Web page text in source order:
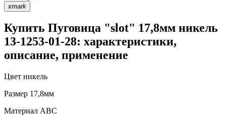
xmark
Купить Пуговица "slot" 17,8мм никель
13-1253-01-28: характеристики,
описание, применение
Цвет никель
Размер 17,8мм
Материал АВС